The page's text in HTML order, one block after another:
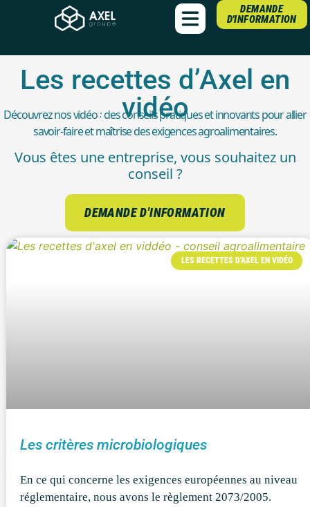
DEMANDE
D'INFORMATION
Les recettes d’Axel en
vidéo
Découvrez nos vidéo : des conseils pratiques et innovants pour allier
savoir-faire et maîtrise des exigences agroalimentaires.
Vous êtes une entreprise, vous souhaitez un
conseil ?
DEMANDE D'INFORMATION
LES RECETTES D'AXEL EN VIDÉO
Les critères microbiologiques
En ce qui concerne les exigences européennes au niveau
réglementaire, nous avons le règlement 2073/2005.